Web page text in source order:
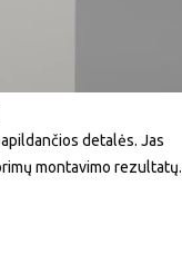
detalės. Jas
montavimo rezultatų.